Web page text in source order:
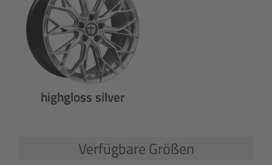
highgloss silver
Verfügbare Größen